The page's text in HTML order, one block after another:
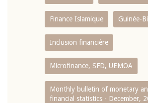
Finance Islamique Guinée-
Inclusion financière
Microfinance, SFD, UEMOA
Monthly bulletin of monetary
financial statistics - December,